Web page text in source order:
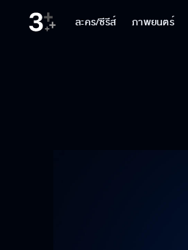
ละคร/ซีรีส์ ภาพยนตร์